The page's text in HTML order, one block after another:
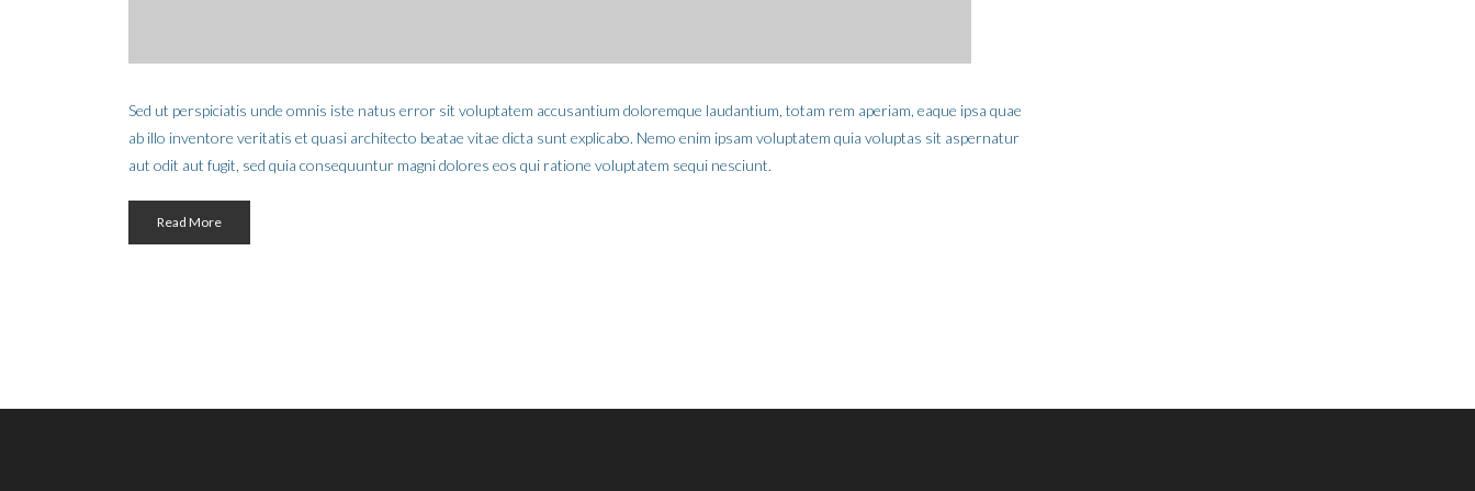
Sed ut perspiciatis unde omnis iste natus error sit voluptatem accusantium doloremque laudantium, totam rem aperiam, eaque ipsa quae
ab illo inventore veritatis et quasi architecto beatae vitae dicta sunt explicabo. Nemo enim ipsam voluptatem quia voluptas sit aspernatur
aut odit aut fugit, sed quia consequuntur magni dolores eos qui ratione voluptatem sequi nesciunt.
Read More